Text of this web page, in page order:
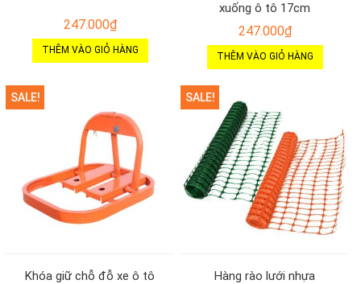
247.000₫
THÊM VÀO GIỎ HÀNG
xuống ô tô 17cm
247.000₫
THÊM VÀO GIỎ HÀNG
SALE!
Khóa giữ chỗ đỗ xe ô tô
SALE!
Hàng rào lưới nhựa